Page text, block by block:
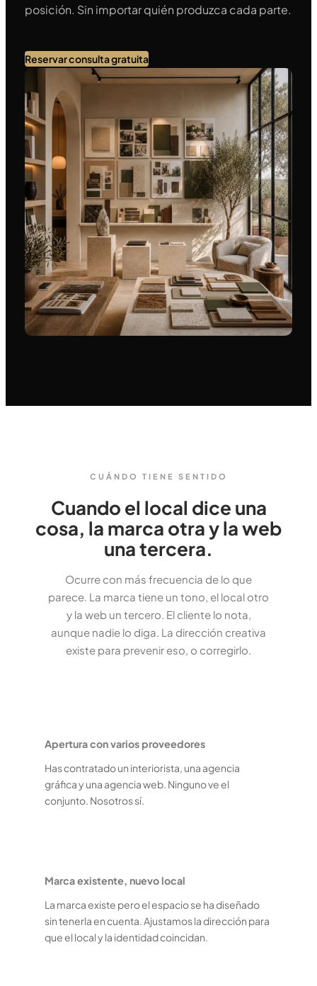
posición. Sin importar quién produzca cada parte.
Reservar consulta gratuita
CUÁNDO TIENE SENTIDO
Cuando el local dice una
cosa, la marca otra y la web
una tercera.
Ocurre con más frecuencia de lo que
parece. La marca tiene un tono, el local otro
y la web un tercero. El cliente lo nota,
aunque nadie lo diga. La dirección creativa
existe para prevenir eso, o corregirlo.
Apertura con varios proveedores
Has contratado un interiorista, una agencia
gráfica y una agencia web. Ninguno ve el
conjunto. Nosotros sí.
Marca existente, nuevo local
La marca existe pero el espacio se ha diseñado
sin tenerla en cuenta. Ajustamos la dirección para
que el local y la identidad coincidan.